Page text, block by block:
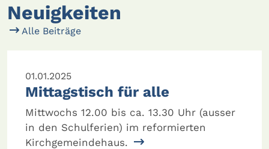
Neuigkeiten
Alle Beiträge
01.01.2025
Mittagstisch für alle
Mittwochs 12.00 bis ca. 13.30 Uhr (ausser
in den Schulferien) im reformierten
Kirchgemeindehaus.